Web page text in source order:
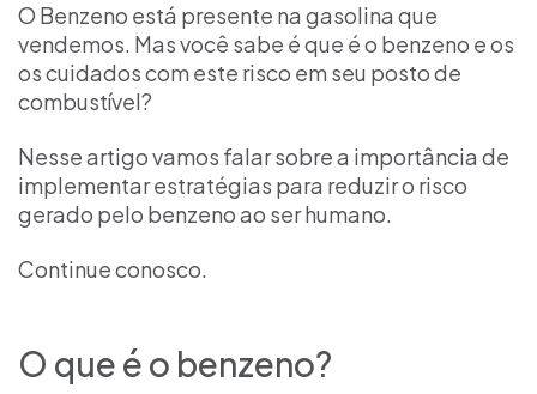
O Benzeno está presente na gasolina que
vendemos. Mas você sabe é que é o benzeno e os
os cuidados com este risco em seu posto de
combustível?
Nesse artigo vamos falar sobre a importância de
implementar estratégias para reduzir o risco
gerado pelo benzeno ao ser humano.
Continue conosco.
O que é o benzeno?